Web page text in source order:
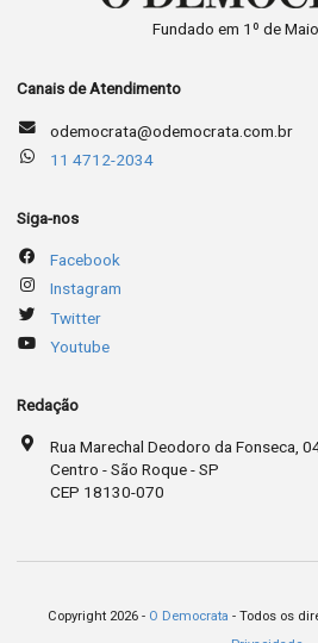
Fundado em 1º de
Canais de Atendimento
odemocrata@odemocrata.com.br
11 4712-2034
Siga-nos
Facebook
Instagram
Twitter
Youtube
Redação
Rua Marechal Deodoro da Fonseca,
Centro - São Roque - SP
CEP 18130-070
Copyright 2026 - O Democrata - Todos os